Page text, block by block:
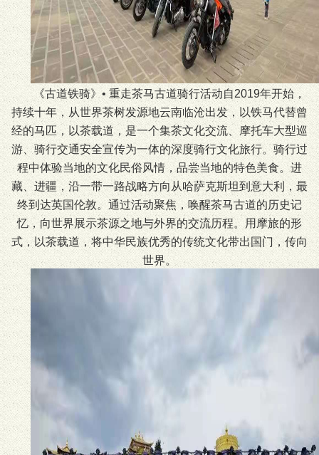
《古道铁骑》• 重走茶马古道骑行活动自2019年开始，
持续十年，从世界茶树发源地云南临沧出发，以铁马代替曾
经的马匹，以茶载道，是一个集茶文化交流、摩托车大型巡
游、骑行交通安全宣传为一体的深度骑行文化旅行。骑行过
程中体验当地的文化民俗风情，品尝当地的特色美食。进
藏、进疆，沿一带一路战略方向从哈萨克斯坦到意大利，最
终到达英国伦敦。通过活动聚焦，唤醒茶马古道的历史记
忆，向世界展示茶源之地与外界的交流历程。用摩旅的形
式，以茶载道，将中华民族优秀的传统文化带出国门，传向
世界。